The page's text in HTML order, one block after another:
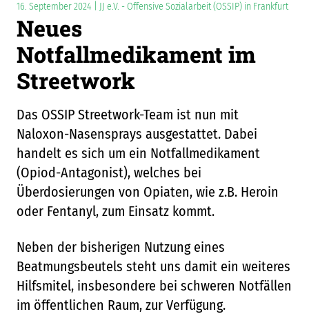
16. September 2024 | JJ e.V. - Offensive Sozialarbeit (OSSIP) in Frankfurt
Neues
Notfallmedikament im
Streetwork
Das OSSIP Streetwork-Team ist nun mit
Naloxon-Nasensprays ausgestattet. Dabei
handelt es sich um ein Notfallmedikament
(Opiod-Antagonist), welches bei
Überdosierungen von Opiaten, wie z.B. Heroin
oder Fentanyl, zum Einsatz kommt.
Neben der bisherigen Nutzung eines
Beatmungsbeutels steht uns damit ein weiteres
Hilfsmitel, insbesondere bei schweren Notfällen
im öffentlichen Raum, zur Verfügung.